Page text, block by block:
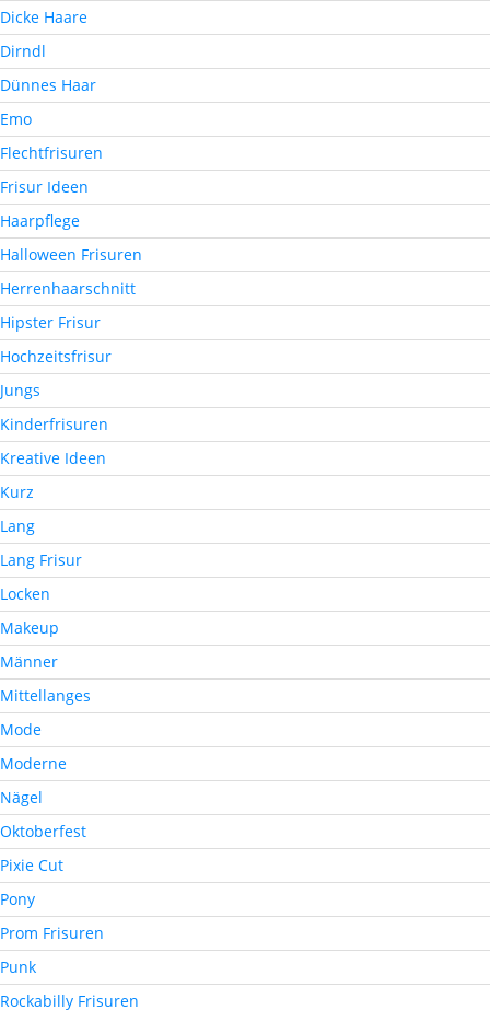
Dicke Haare
Dirndl
Dünnes Haar
Emo
Flechtfrisuren
Frisur Ideen
Haarpflege
Halloween Frisuren
Herrenhaarschnitt
Hipster Frisur
Hochzeitsfrisur
Jungs
Kinderfrisuren
Kreative Ideen
Kurz
Lang
Lang Frisur
Locken
Makeup
Männer
Mittellanges
Mode
Moderne
Nägel
Oktoberfest
Pixie Cut
Pony
Prom Frisuren
Punk
Rockabilly Frisuren